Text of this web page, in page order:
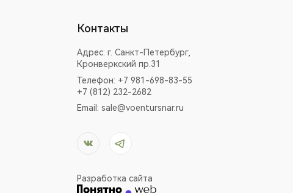
Контакты
Адрес:г. Санкт-Петербург,
Кронверкский пр.31
Телефон: +7 981-698-83-55
+7 (812) 232-2682
Email:sale@voentursnar.ru
Разработка сайта